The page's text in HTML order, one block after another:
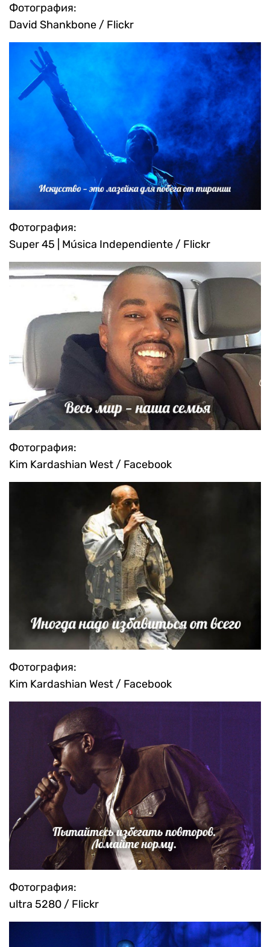
Фотография:
David Shankbone / Flickr
Фотография:
Super 45 | Música Independiente / Flickr
Фотография:
Kim Kardashian West / Facebook
Фотография:
Kim Kardashian West / Facebook
Фотография:
ultra 5280 / Flickr